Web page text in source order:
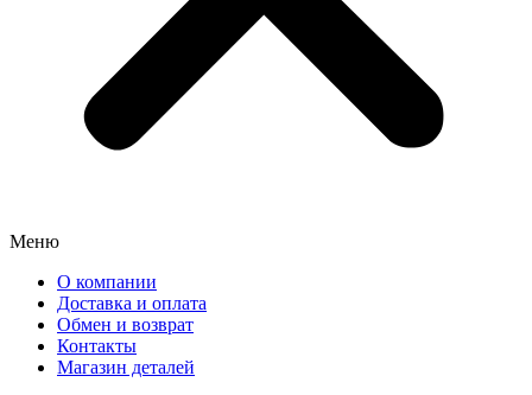
Меню
О компании
Доставка и оплата
Обмен и возврат
Контакты
Магазин деталей